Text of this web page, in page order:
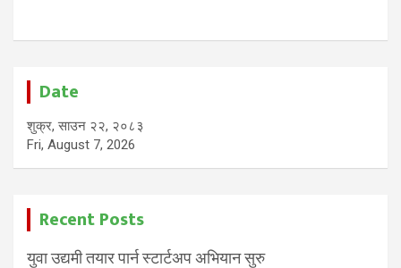
Date
शुक्र, साउन २२, २०८३
Fri, August 7, 2026
Recent Posts
युवा उद्यमी तयार पार्न स्टार्टअप अभियान सुरु